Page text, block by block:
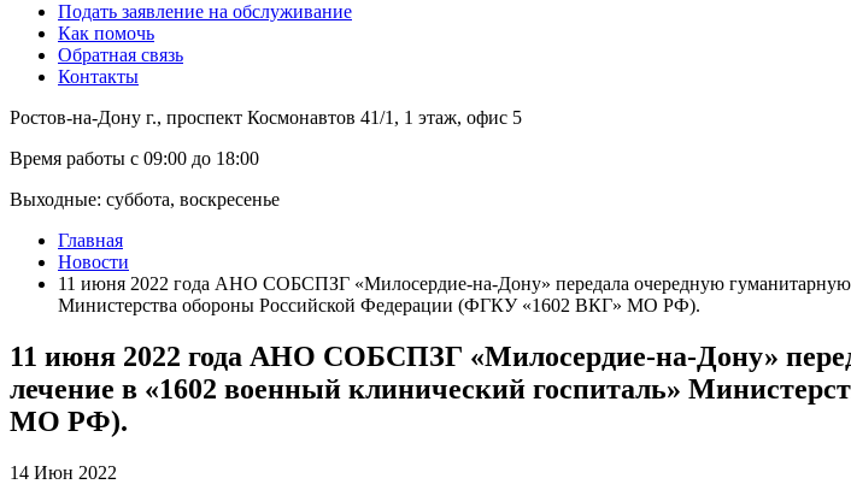
Подать заявление на обслуживание
Как помочь
Обратная связь
Контакты
Ростов-на-Дону г., проспект Космонавтов 41/1, 1 этаж, офис 5
Время работы с 09:00 до 18:00
Выходные: суббота, воскресенье
Главная
Новости
11 июня 2022 года АНО СОБСПЗГ «Милосердие-на-Дону» передала очередную
Министерства обороны Российской Федерации (ФГКУ «1602 ВКГ» МО РФ).
11 июня 2022 года АНО СОБСПЗГ «Милосердие-на-Дону»
лечение в «1602 военный клинический госпиталь»
МО РФ).
14 Июн 2022